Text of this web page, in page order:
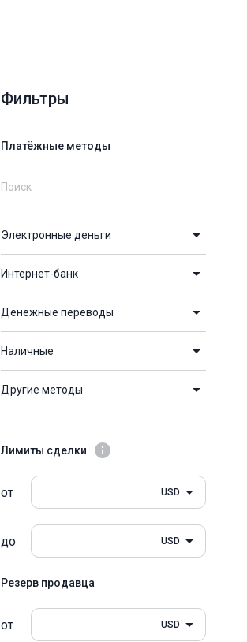
Фильтры
Платёжные методы
Электронные деньги
Интернет-банк
Денежные переводы
Наличные
Другие методы
Лимиты сделки
от USD
до USD
Резерв продавца
от USD